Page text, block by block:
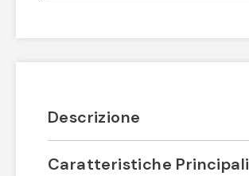
Descrizione
Caratteristiche Principali